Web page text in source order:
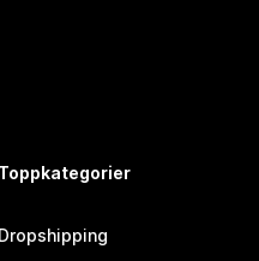
Toppkategorier
Dropshipping